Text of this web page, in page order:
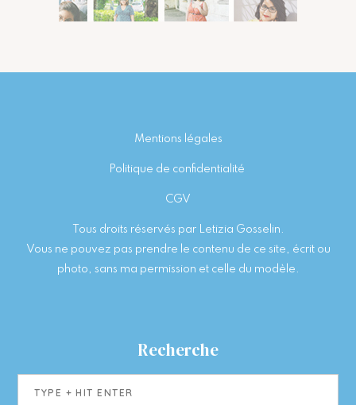
Mentions légales
Politique de confidentialité
CGV
Tous droits réservés par Letizia Gosselin.
Vous ne pouvez pas prendre le contenu de ce site, écrit ou
photo, sans ma permission et celle du modèle.
Recherche